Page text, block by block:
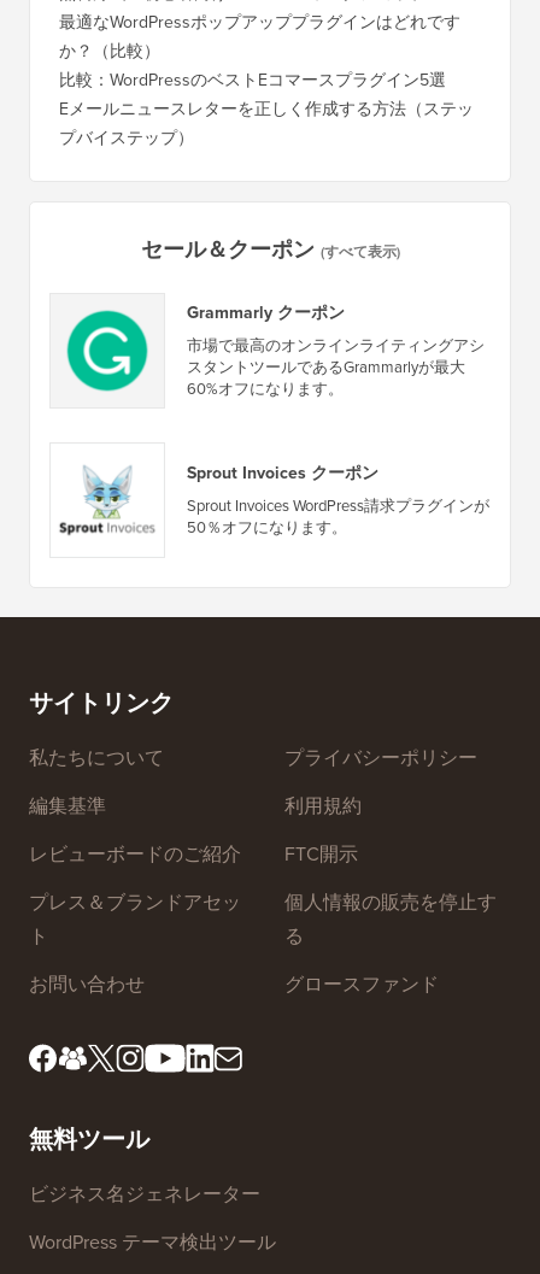
最適なWordPressポップアッププラグインはどれです
か？（比較）
比較：WordPressのベストEコマースプラグイン5選
Eメールニュースレターを正しく作成する方法（ステッ
プバイステップ）
セール＆クーポン (すべて表示)
Grammarly クーポン
市場で最高のオンラインライティングアシ
スタントツールであるGrammarlyが最大
60%オフになります。
Sprout Invoices クーポン
Sprout Invoices WordPress請求プラグインが
50％オフになります。
サイトリンク
私たちについて
編集基準
レビューボードのご紹介
プレス＆ブランドアセッ
ト
お問い合わせ
プライバシーポリシー
利用規約
FTC開示
個人情報の販売を停止す
る
グロースファンド
無料ツール
ビジネス名ジェネレーター
WordPress テーマ検出ツール